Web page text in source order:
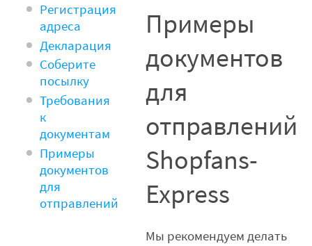
Регистрация
адреса
Декларация
Соберите
посылку
Требования
к
документам
Примеры
документов
для
отправлений
Примеры
документов
для
отправлений
Shopfans-
Express
Мы рекомендуем делать